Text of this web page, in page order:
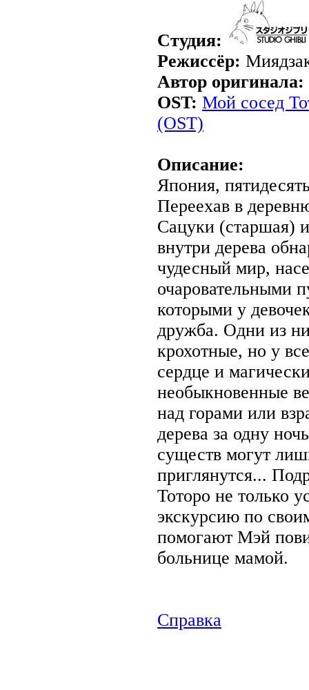
Студия:
Режиссёр:
Автор оригинала:
OST: Мой сосед
(OST)
Описание:
Япония,
Переехав в
Сацуки (старшая)
внутри дерева
чудесный мир,
очаровательными
которыми у
дружба. Одни из
крохотные, но у
сердце и
необыкновенные
над горами или
дерева за одну
существ могут
приглянутся...
Тоторо не только
экскурсию по
помогают Мэй
больнице мамой.
Справка